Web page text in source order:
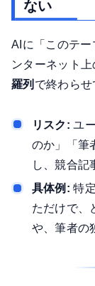
ない
AIに「このテー
ンターネット
羅列 で終わらせ
リスク: ユ
のか」「筆
し、競合記
具体例: 特
ただけで、
や、筆者の